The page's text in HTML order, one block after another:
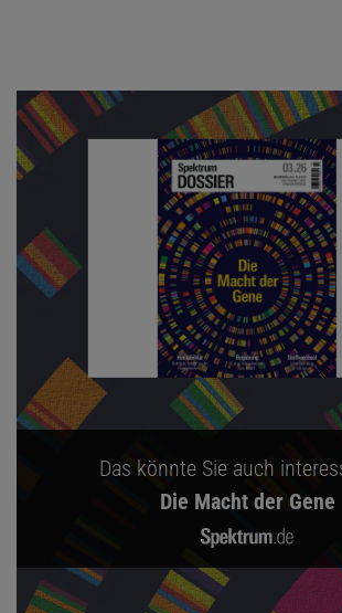
Das könnte Sie auch
Die Macht der Gene